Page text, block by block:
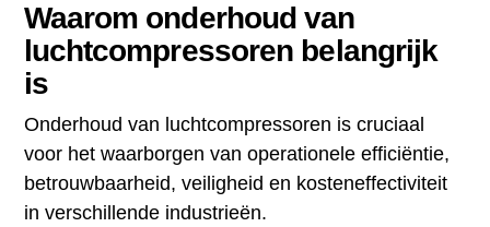
Waarom onderhoud van
luchtcompressoren belangrijk
is
Onderhoud van luchtcompressoren is cruciaal
voor het waarborgen van operationele efficiëntie,
betrouwbaarheid, veiligheid en kosteneffectiviteit
in verschillende industrieën.